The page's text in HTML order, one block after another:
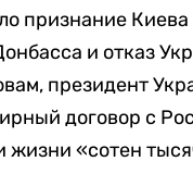
признание
и отказ
президент
договор с
«сотен